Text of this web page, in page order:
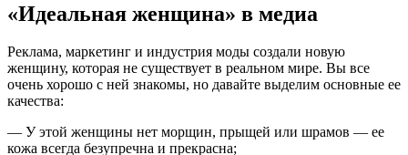
«Идеальная женщина» в медиа
Реклама, маркетинг и индустрия моды создали новую
женщину, которая не существует в реальном мире. Вы все
очень хорошо с ней знакомы, но давайте выделим основные ее
качества:
— У этой женщины нет морщин, прыщей или шрамов — ее
кожа всегда безупречна и прекрасна;